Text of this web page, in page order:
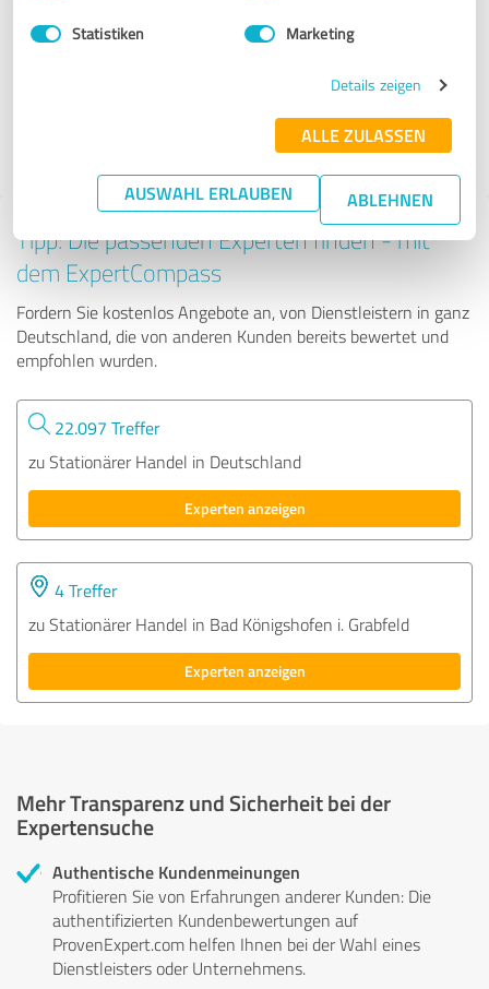
Statistiken Marketing
Details zeigen
ALLE ZULASSEN
AUSWAHL ERLAUBEN ABLEHNEN
Küche&Co Halle / Saale
Tipp: Die passenden Experten finden - mit
dem ExpertCompass
Fordern Sie kostenlos Angebote an, von Dienstleistern in ganz
Deutschland, die von anderen Kunden bereits bewertet und
empfohlen wurden.
22.097 Treffer
zu Stationärer Handel in Deutschland
Experten anzeigen
4 Treffer
zu Stationärer Handel in Bad Königshofen i. Grabfeld
Experten anzeigen
Mehr Transparenz und Sicherheit bei der
Expertensuche
Authentische Kundenmeinungen
Profitieren Sie von Erfahrungen anderer Kunden: Die
authentifizierten Kundenbewertungen auf
ProvenExpert.com helfen Ihnen bei der Wahl eines
Dienstleisters oder Unternehmens.